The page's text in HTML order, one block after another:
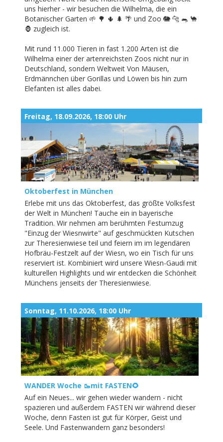
uns hierher - wir besuchen die Wilhelma, die ein
Botanischer Garten 🌱 🌳 🌵 🌲 🌴 und Zoo 🐘 🐆 🐀 🐪
🦍 zugleich ist.
Mit rund 11.000 Tieren in fast 1.200 Arten ist die
Wilhelma einer der artenreichsten Zoos nicht nur in
Deutschland, sondern Weltweit Von Mäusen,
Erdmännchen über Gorillas und Löwen bis hin zum
Elefanten ist alles dabei.
Freitag, 18.09.2026, 18:00 Uhr
Oktoberfest in München
Erlebe mit uns das Oktoberfest, das größte Volksfest
der Welt in München! Tauche ein in bayerische
Tradition. Wir nehmen am berühmten Festumzug
"Einzug der Wiesnwirte" auf geschmückten Kutschen
zur Theresienwiese teil und feiern im im legendären
Hofbräu-Festzelt auf der Wiesn, wo ein Tisch für uns
reserviert ist. Kombiniert wird unsere Wiesn-Gaudi mit
kulturellen Highlights und wir entdecken die Schönheit
Münchens jenseits der Theresienwiese.
Sonntag, 11.10.2026, 18:00 Uhr
WANDER Woche 🥾mit FASTEN🌻
Auf ein Neues... wir gehen wieder wandern - nicht
spazieren und außerdem FASTEN wir während dieser
Woche, denn Fasten ist gut für Körper, Geist und
Seele. Und Fastenwandern ganz besonders!